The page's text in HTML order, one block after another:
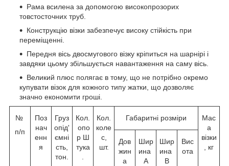
Рама всилена за допомогою високопрозорих
товстосточних труб.
Конструкцію візки забезпечує високу стійкість при
переміщенні.
Передня вісь двосмугового візку кріпиться на шарнірі і
завдяки цьому збільшується навантаження на саму вісь.
Великий плюс полягає в тому, що не потрібно окремо
купувати візок для кожного типу жатки, що дозволяє
значно економити гроші.
№
п/п
Поз
нач
енн
я
Груз
опід'
ємні
сть,
тон.
Кол.
опо
р Ш
тука
.
Кол.
коле
с,
шт.
Габаритні розміри
Мас
а
візки
, кг
Дов
жин
а
Шир
ина
A
Шир
ина
B
Вис
ота